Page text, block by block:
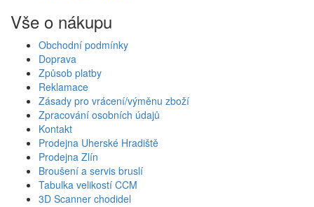
Vše o nákupu
Obchodní podmínky
Doprava
Způsob platby
Reklamace
Zásady pro vrácení/výměnu zboží
Zpracování osobních údajů
Kontakt
Prodejna Uherské Hradiště
Prodejna Zlín
Broušení a servis bruslí
Tabulka velikostí CCM
3D Scanner chodidel